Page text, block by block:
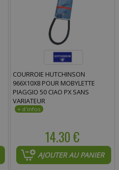
COURROIE HUTCHINSON
966X10X8 POUR MOBYLETTE
PIAGGIO 50 CIAO PX SANS
VARIATEUR
14.30 €
AJOUTER AU PANIER